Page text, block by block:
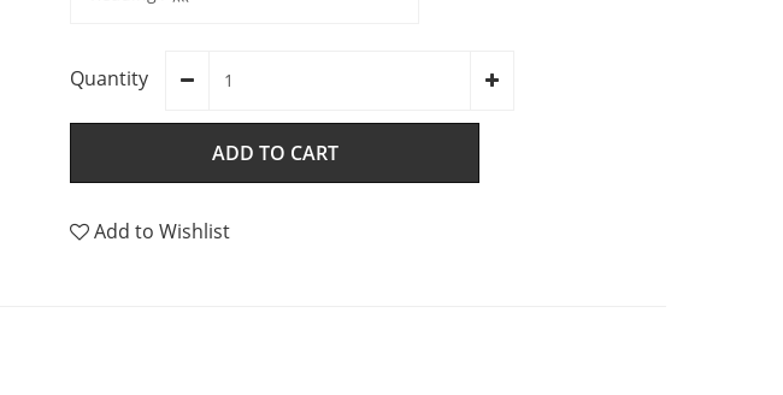
Quantity
ADD TO CART
Add to Wishlist